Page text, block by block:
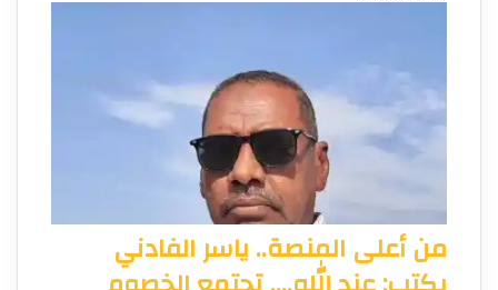
من أعلى المنصة.. ياسر الفادني